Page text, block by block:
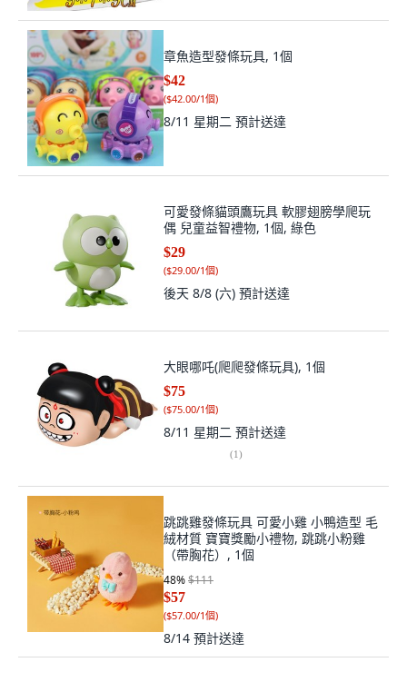
章魚造型發條玩具, 1個
$42
($42.00/1個)
8/11 星期二 預計送達
可愛發條貓頭鷹玩具 軟膠翅膀學爬玩
偶 兒童益智禮物, 1個, 綠色
$29
($29.00/1個)
後天 8/8 (六) 預計送達
大眼哪吒(爬爬發條玩具), 1個
$75
($75.00/1個)
8/11 星期二 預計送達
(1)
跳跳雞發條玩具 可愛小雞 小鴨造型 毛
絨材質 寶寶獎勵小禮物, 跳跳小粉雞
（帶胸花）, 1個
48%$111
$57
($57.00/1個)
8/14 預計送達